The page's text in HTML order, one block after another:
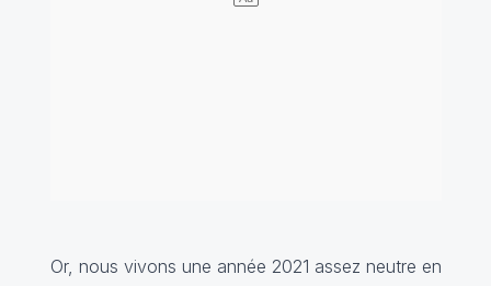
Or, nous vivons une année 2021 assez neutre en